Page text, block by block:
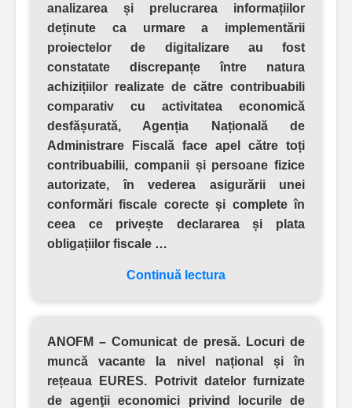
analizarea și prelucrarea informațiilor
deținute ca urmare a implementării
proiectelor de digitalizare au fost
constatate discrepanțe între natura
achizițiilor realizate de către contribuabili
comparativ cu activitatea economică
desfășurată, Agenția Națională de
Administrare Fiscală face apel către toți
contribuabilii, companii și persoane fizice
autorizate, în vederea asigurării unei
conformări fiscale corecte și complete în
ceea ce privește declararea și plata
obligațiilor fiscale …
Continuă lectura
ANOFM – Comunicat de presă. Locuri de
muncă vacante la nivel național și în
rețeaua EURES.
Potrivit datelor furnizate
de agenţii economici privind locurile de